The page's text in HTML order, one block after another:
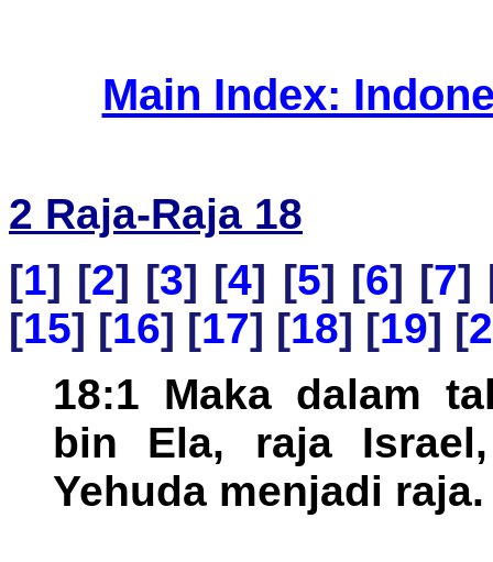
Main Index:
2 Raja-Raja 18
[1] [2] [3] [4] [5] [6] [7]
[15] [16] [17] [18] [19] [
18:1 Maka dalam
bin Ela, raja
Yehuda menjadi raja.